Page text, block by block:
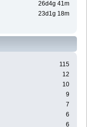
26d4g 41m
23d1g 18m
115
12
10
9
7
6
6